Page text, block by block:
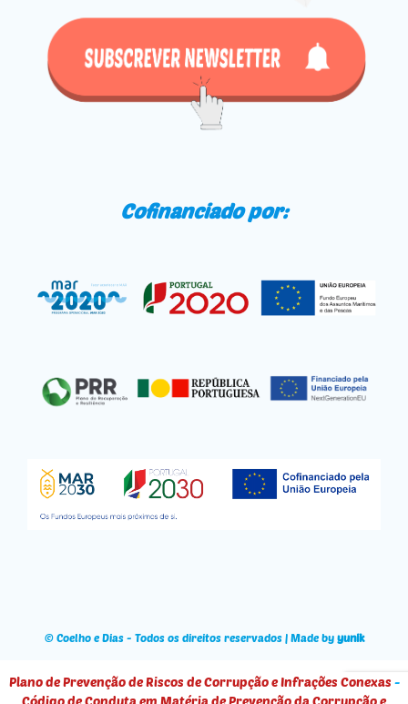
Cofinanciado por:
© Coelho e Dias - Todos os direitos reservados | Made by yunik
Plano de Prevenção de Riscos de Corrupção e Infrações Conexas -